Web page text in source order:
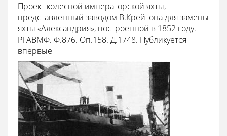
Проект колесной императорской яхты,
представленный заводом В.Крейтона для замены
яхты «Александрия», построенной в 1852 году.
РГАВМФ. Ф.876. Оп.158. Д.1748. Публикуется
впервые